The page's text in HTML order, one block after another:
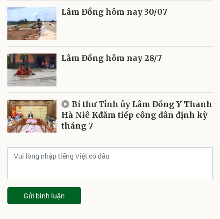
Lâm Đồng hôm nay 30/07
Lâm Đồng hôm nay 28/7
Bí thư Tỉnh ủy Lâm Đồng Y Thanh
Hà Niê Kđăm tiếp công dân định kỳ
tháng 7
Gửi bình luận